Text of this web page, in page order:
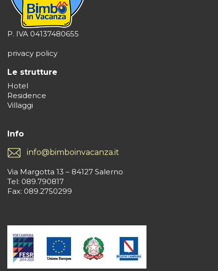
P. IVA 04137480655
privacy policy
Le strutture
Hotel
Residence
Villaggi
Info
info@bimboinvacanza.it
Via Margotta 13 – 84127 Salerno
Tel: 089.790817
Fax: 089.2750299